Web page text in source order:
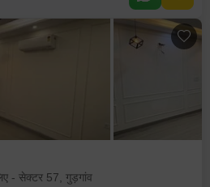
- सेक्टर 57, गुड़गांव